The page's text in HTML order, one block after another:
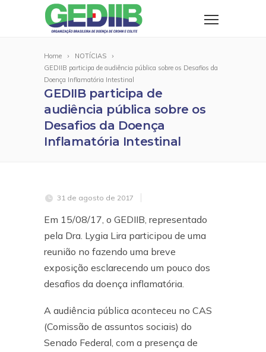
Home
NOTÍCIAS
GEDIIB participa de audiência pública sobre os Desafios da
Doença Inflamatória Intestinal
GEDIIB participa de
audiência pública sobre os
Desafios da Doença
Inflamatória Intestinal
31 de agosto de 2017
Em 15/08/17, o GEDIIB, representado
pela Dra. Lygia Lira participou de uma
reunião no fazendo uma breve
exposição esclarecendo um pouco dos
desafios da doença inflamatória.
A audiência pública aconteceu no CAS
(Comissão de assuntos sociais) do
Senado Federal, com a presença de